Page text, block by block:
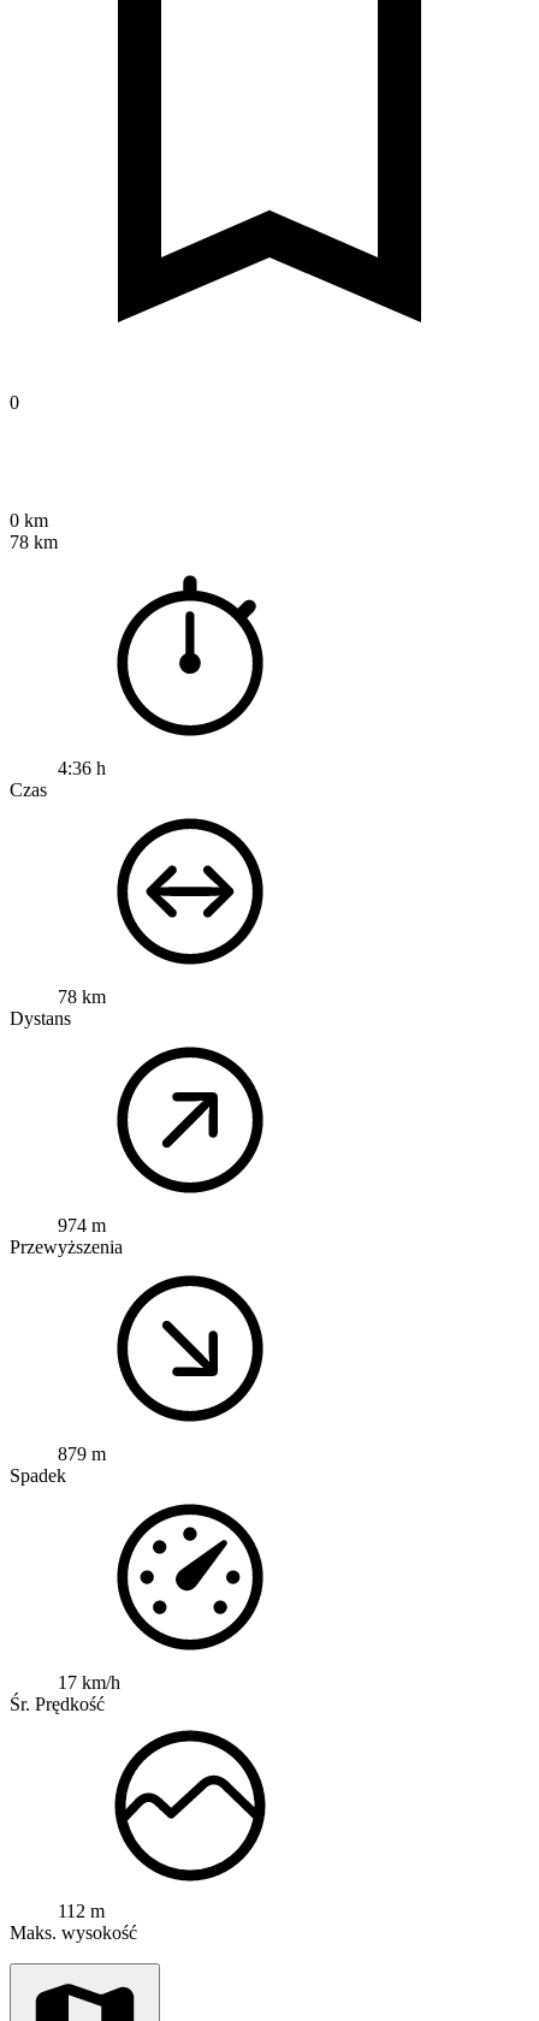
0
0 km
78 km
4:36 h
Czas
78 km
Dystans
974 m
Przewyższenia
879 m
Spadek
17 km/h
Śr. Prędkość
112 m
Maks. wysokość